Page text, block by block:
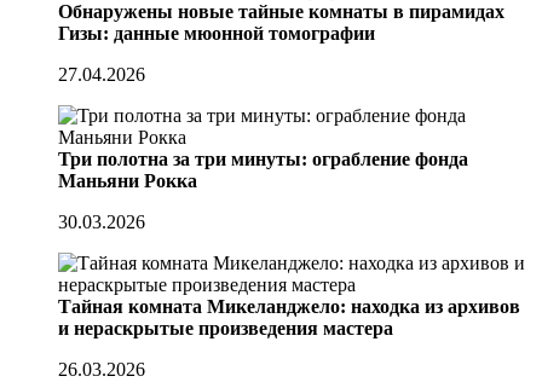
Обнаружены новые тайные комнаты в пирамидах
Гизы: данные мюонной томографии
27.04.2026
Три полотна за три минуты: ограбление фонда
Маньяни Рокка
30.03.2026
Тайная комната Микеланджело: находка из архивов
и нераскрытые произведения мастера
26.03.2026